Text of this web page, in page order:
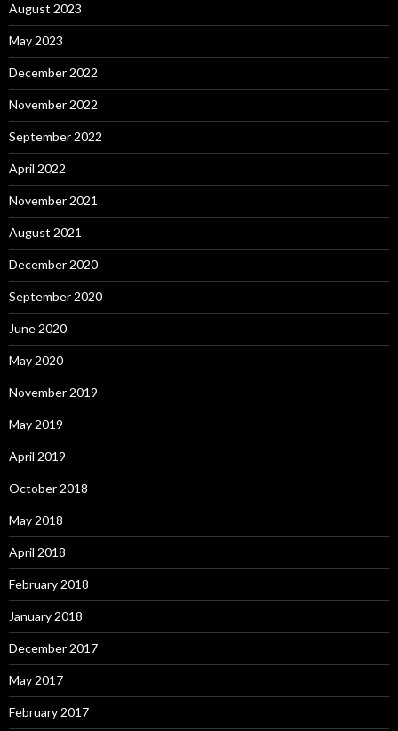
August 2023
May 2023
December 2022
November 2022
September 2022
April 2022
November 2021
August 2021
December 2020
September 2020
June 2020
May 2020
November 2019
May 2019
April 2019
October 2018
May 2018
April 2018
February 2018
January 2018
December 2017
May 2017
February 2017